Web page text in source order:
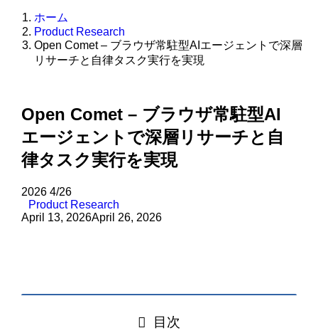
ホーム
Product Research
Open Comet – ブラウザ常駐型AIエージェントで深層
リサーチと自律タスク実行を実現
Open Comet – ブラウザ常駐型AI
エージェントで深層リサーチと自
律タスク実行を実現
2026 4/26
Product Research
April 13, 2026April 26, 2026
目次